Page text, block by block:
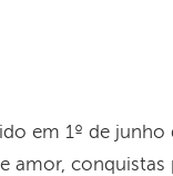
em 1º de junho
amor,